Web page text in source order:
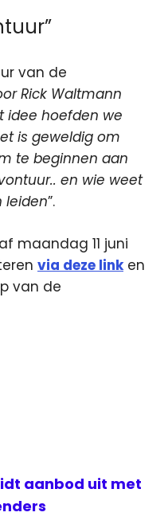
van de
Rick Waltmann
idee hoefden we
is geweldig om
te beginnen aan
en wie weet
leiden”.
maandag 11 juni
via deze linken
van de
aanbod uit met